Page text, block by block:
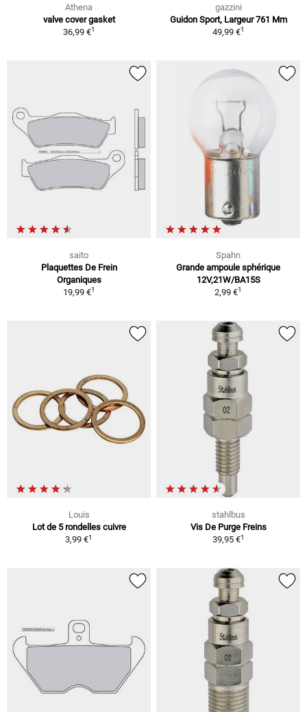
Athena
valve cover gasket
36,99 €1
gazzini
Guidon Sport, Largeur 761 Mm
49,99 €1
saito
Plaquettes De Frein
Organiques
19,99 €1
Spahn
Grande ampoule sphérique
12V,21W/BA15S
2,99 €1
Louis
Lot de 5 rondelles cuivre
3,99 €1
stahlbus
Vis De Purge Freins
39,95 €1